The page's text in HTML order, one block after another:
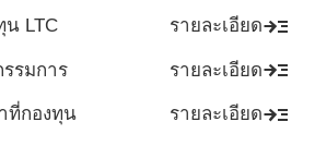
น LTC รายละเอียดread_more
รมการ รายละเอียดread_more
ที่กองทุน รายละเอียดread_more